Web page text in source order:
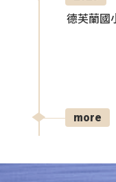
德芙蘭國
more